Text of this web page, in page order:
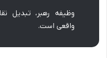
وظیفه رهبر، تبدیل
واقعی است.